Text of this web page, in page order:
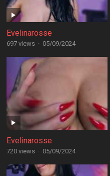
Evelinarosse
697 views · 05/09/2024
Evelinarosse
720 views · 05/09/2024